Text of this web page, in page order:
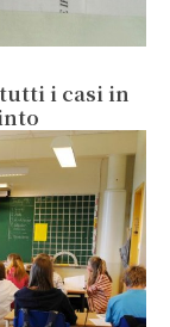
i casi in